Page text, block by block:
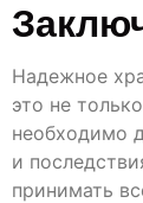
Надежное
это не
необходимо
и
принимать